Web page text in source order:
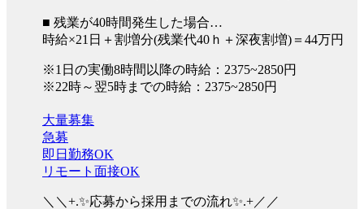
■ 残業が40時間発生した場合…
時給×21日＋割増分(残業代40ｈ＋深夜割増)＝44万円
※1日の実働8時間以降の時給：2375~2850円
※22時～翌5時までの時給：2375~2850円
大量募集
急募
即日勤務OK
リモート面接OK
＼＼+.✨応募から採用までの流れ✨.+／／